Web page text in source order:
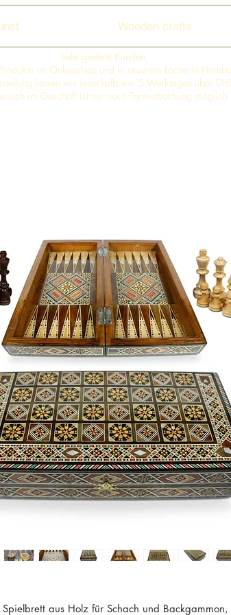
Wooden crafts
Sehr geehrte Kunden,
im Onlineshop und in unserem Laden in
lassen wir innerhalb von 5 Werktagen über
im Geschäft ist nur nach Terminbuchung möglich
aus Holz für Schach und Backgammon,